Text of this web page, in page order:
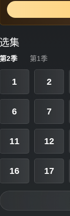
选集
第2季 第1季
1 2
6 7
11 12
16 17